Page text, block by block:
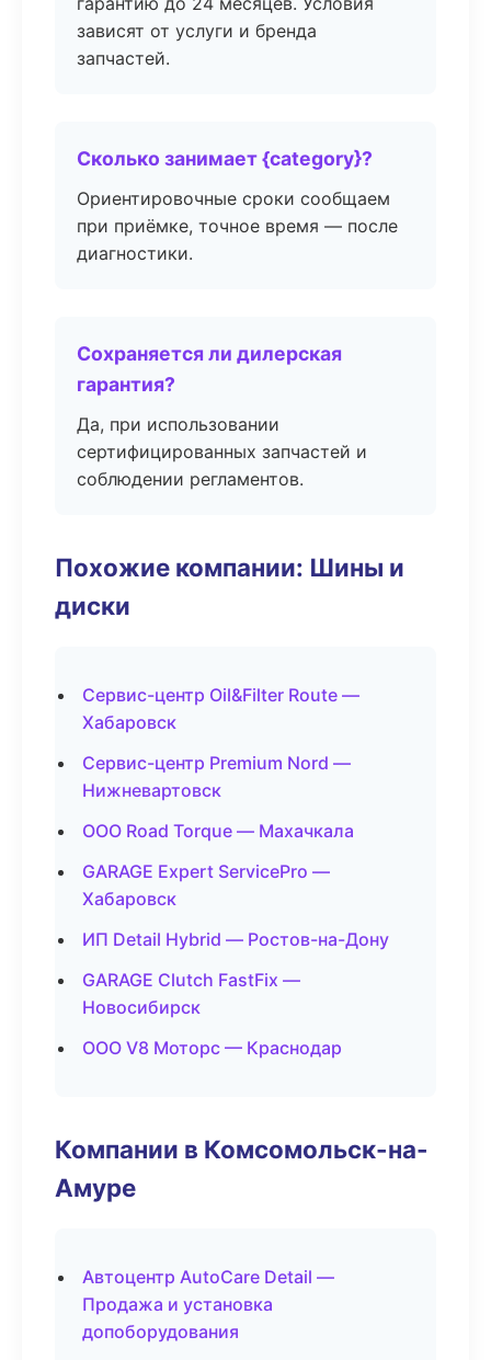
зависят от услуги и бренда
запчастей.
Сколько занимает {category}?
Ориентировочные сроки сообщаем
при приёмке, точное время — после
диагностики.
Сохраняется ли дилерская
гарантия?
Да, при использовании
сертифицированных запчастей и
соблюдении регламентов.
Похожие компании: Шины и
диски
Сервис-центр Oil&Filter Route —
Хабаровск
Сервис-центр Premium Nord —
Нижневартовск
ООО Road Torque — Махачкала
GARAGE Expert ServicePro —
Хабаровск
ИП Detail Hybrid — Ростов-на-Дону
GARAGE Clutch FastFix —
Новосибирск
ООО V8 Моторс — Краснодар
Компании в Комсомольск-на-
Амуре
Автоцентр AutoCare Detail —
Продажа и установка
допоборудования